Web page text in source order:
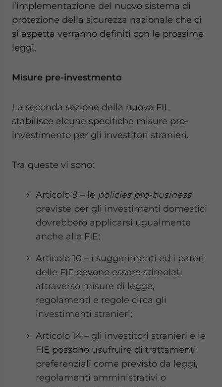
l’implementazione del nuovo sistema di
protezione della sicurezza nazionale che ci
si aspetta verranno definiti con le prossime
leggi.
Misure pre-investmento
La seconda sezione della nuova FIL
stabilisce alcune specifiche misure pro-
investimento per gli investitori stranieri.
Tra queste vi sono:
Articolo 9 – le policies pro-business
previste per gli investimenti domestici
dovrebbero applicarsi ugualmente
anche alle FIE;
Articolo 10 – i suggerimenti ed i pareri
delle FIE devono essere stimolati
attraverso misure di legge,
regolamenti e regole circa gli
investimenti stranieri;
Articolo 14 – gli investitori stranieri e le
FIE possono usufruire di trattamenti
preferenziali come previsto da leggi,
regolamenti amministrativi o